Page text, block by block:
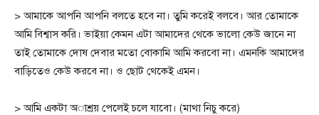
> আমাকে আপনি আপনি বলতে হবে না। তুমি করেই বলবে। আর তোমাকে
আমি বিশ্বাস করি। ভাইয়া কেমন এটা আমাদের থেকে ভালো কেউ জানে না
তাই তোমাকে দোষ দেবার মতো বোকামি আমি করবো না। এমনকি আমাদের
বাড়িতেও কেউ করবে না। ও ছোট থেকেই এমন।
> আমি একটা অাশ্রয় পেলেই চলে যাবো। (মাথা নিচু করে)